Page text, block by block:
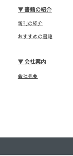
▼書籍の紹介
新刊の紹介
おすすめの書籍
▼会社案内
会社概要